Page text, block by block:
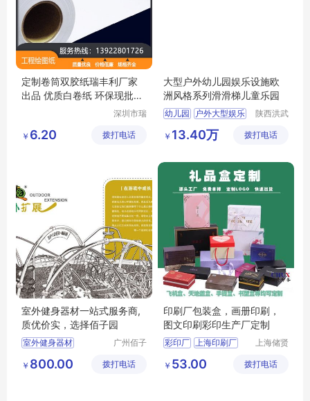
定制卷筒双胶纸瑞丰利厂家
出品 优质白卷纸 环保现批物
深圳市瑞
有限公司
￥ 6.20 拨打电话
大型户外幼儿园娱乐设施欧
洲风格系列滑滑梯儿童乐园
幼儿园
户外大型娱乐
乐园
陕西洪武
有限公司
￥ 13.40万 拨打电话
室外健身器材一站式服务商,
质优价实，选择佰子园
室外健身器材
户外健身器材厂家
广州佰子
备有限公
￥ 800.00 拨打电话
印刷厂包装盒，画册印刷，
图文印刷彩印生产厂定制
彩印厂 上海印刷厂
包装印刷
上海储贤
有限公司
￥ 53.00 拨打电话